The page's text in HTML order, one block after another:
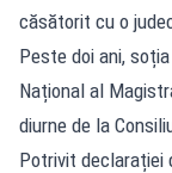
căsătorit cu o
Peste doi ani,
Național al
diurne de la
Potrivit declarației